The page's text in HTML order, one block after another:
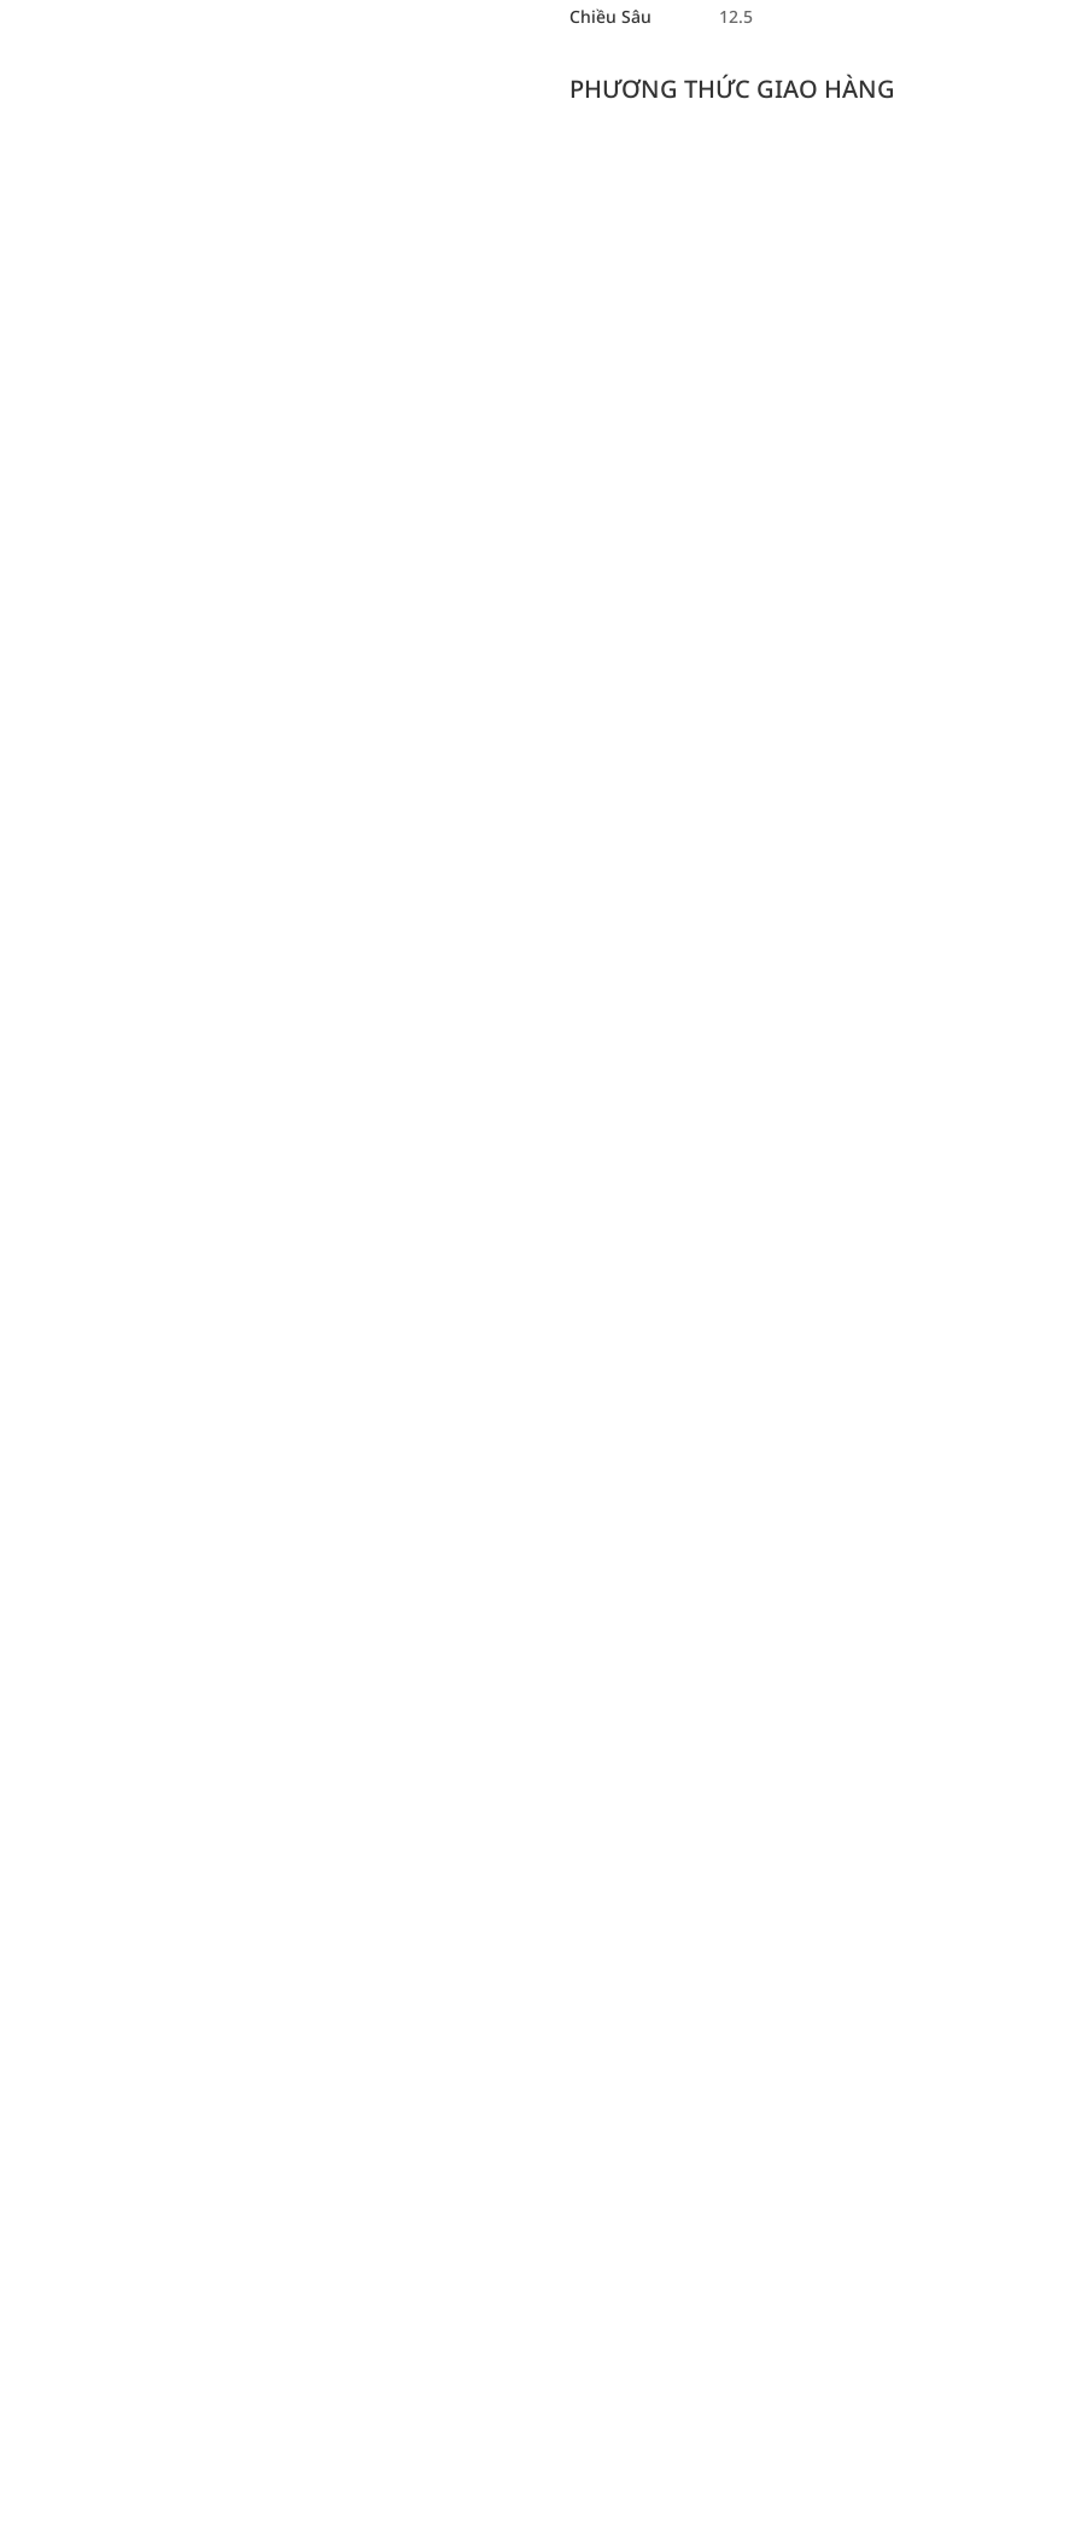
Chiều Sâu 12.5
PHƯƠNG THỨC GIAO HÀNG